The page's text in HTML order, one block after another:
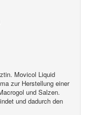
Movicol Liquid
zur Herstellung einer
und Salzen.
und dadurch den